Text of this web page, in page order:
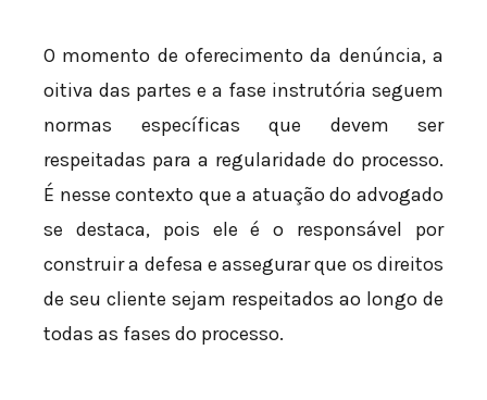
O momento de oferecimento da denúncia, a
oitiva das partes e a fase instrutória seguem
normas específicas que devem ser
respeitadas para a regularidade do processo.
É nesse contexto que a atuação do advogado
se destaca, pois ele é o responsável por
construir a defesa e assegurar que os direitos
de seu cliente sejam respeitados ao longo de
todas as fases do processo.